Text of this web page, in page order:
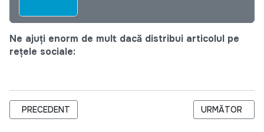
Ne ajuți enorm de mult dacă distribui articolul pe
rețele sociale:
ARTICOL PRECEDENT: „SĂ FII MOȘ CRĂCIUN E SIMPLU”.
PRECEDENT ARTICOLUL
URMĂTOR